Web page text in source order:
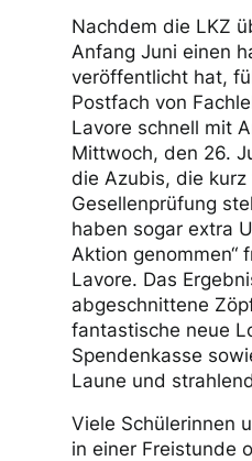
Nachdem die LKZ
Anfang Juni einen
veröffentlicht hat,
Postfach von
Lavore schnell mit
Mittwoch, den 26.
die Azubis, die kurz
Gesellenprüfung
haben sogar extra
Aktion genommen“
Lavore. Das
abgeschnittene
fantastische neue
Spendenkasse
Laune und
Viele Schülerinnen
in einer Freistunde